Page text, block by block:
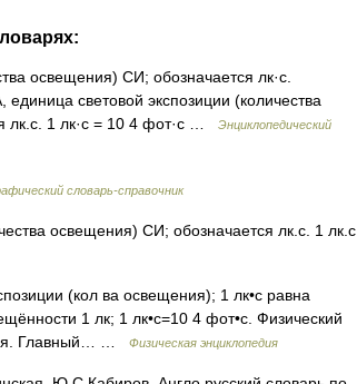
освещения) СИ; обозначается лк·с.
световой экспозиции (количества
лк.с. 1 лк·с = 10 4 фот·с …
Энциклопедический
словарь-справочник
освещения) СИ; обозначается лк.с. 1 лк.с
(кол ва освещения); 1 лк•с равна
1 лк; 1 лк•с=10 4 фот•с. Физический
Главный… …
Физическая энциклопедия